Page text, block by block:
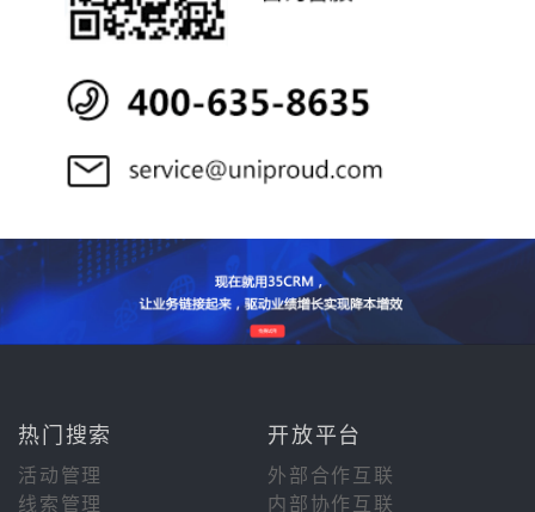
热门搜索 开放平台
活动管理
外部合作互联
线索管理
内部协作互联